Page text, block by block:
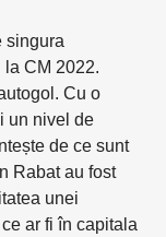
singura
CM 2022.
Cu o
un nivel de
de ce sunt
Rabat au fost
unei
ar fi în capitala